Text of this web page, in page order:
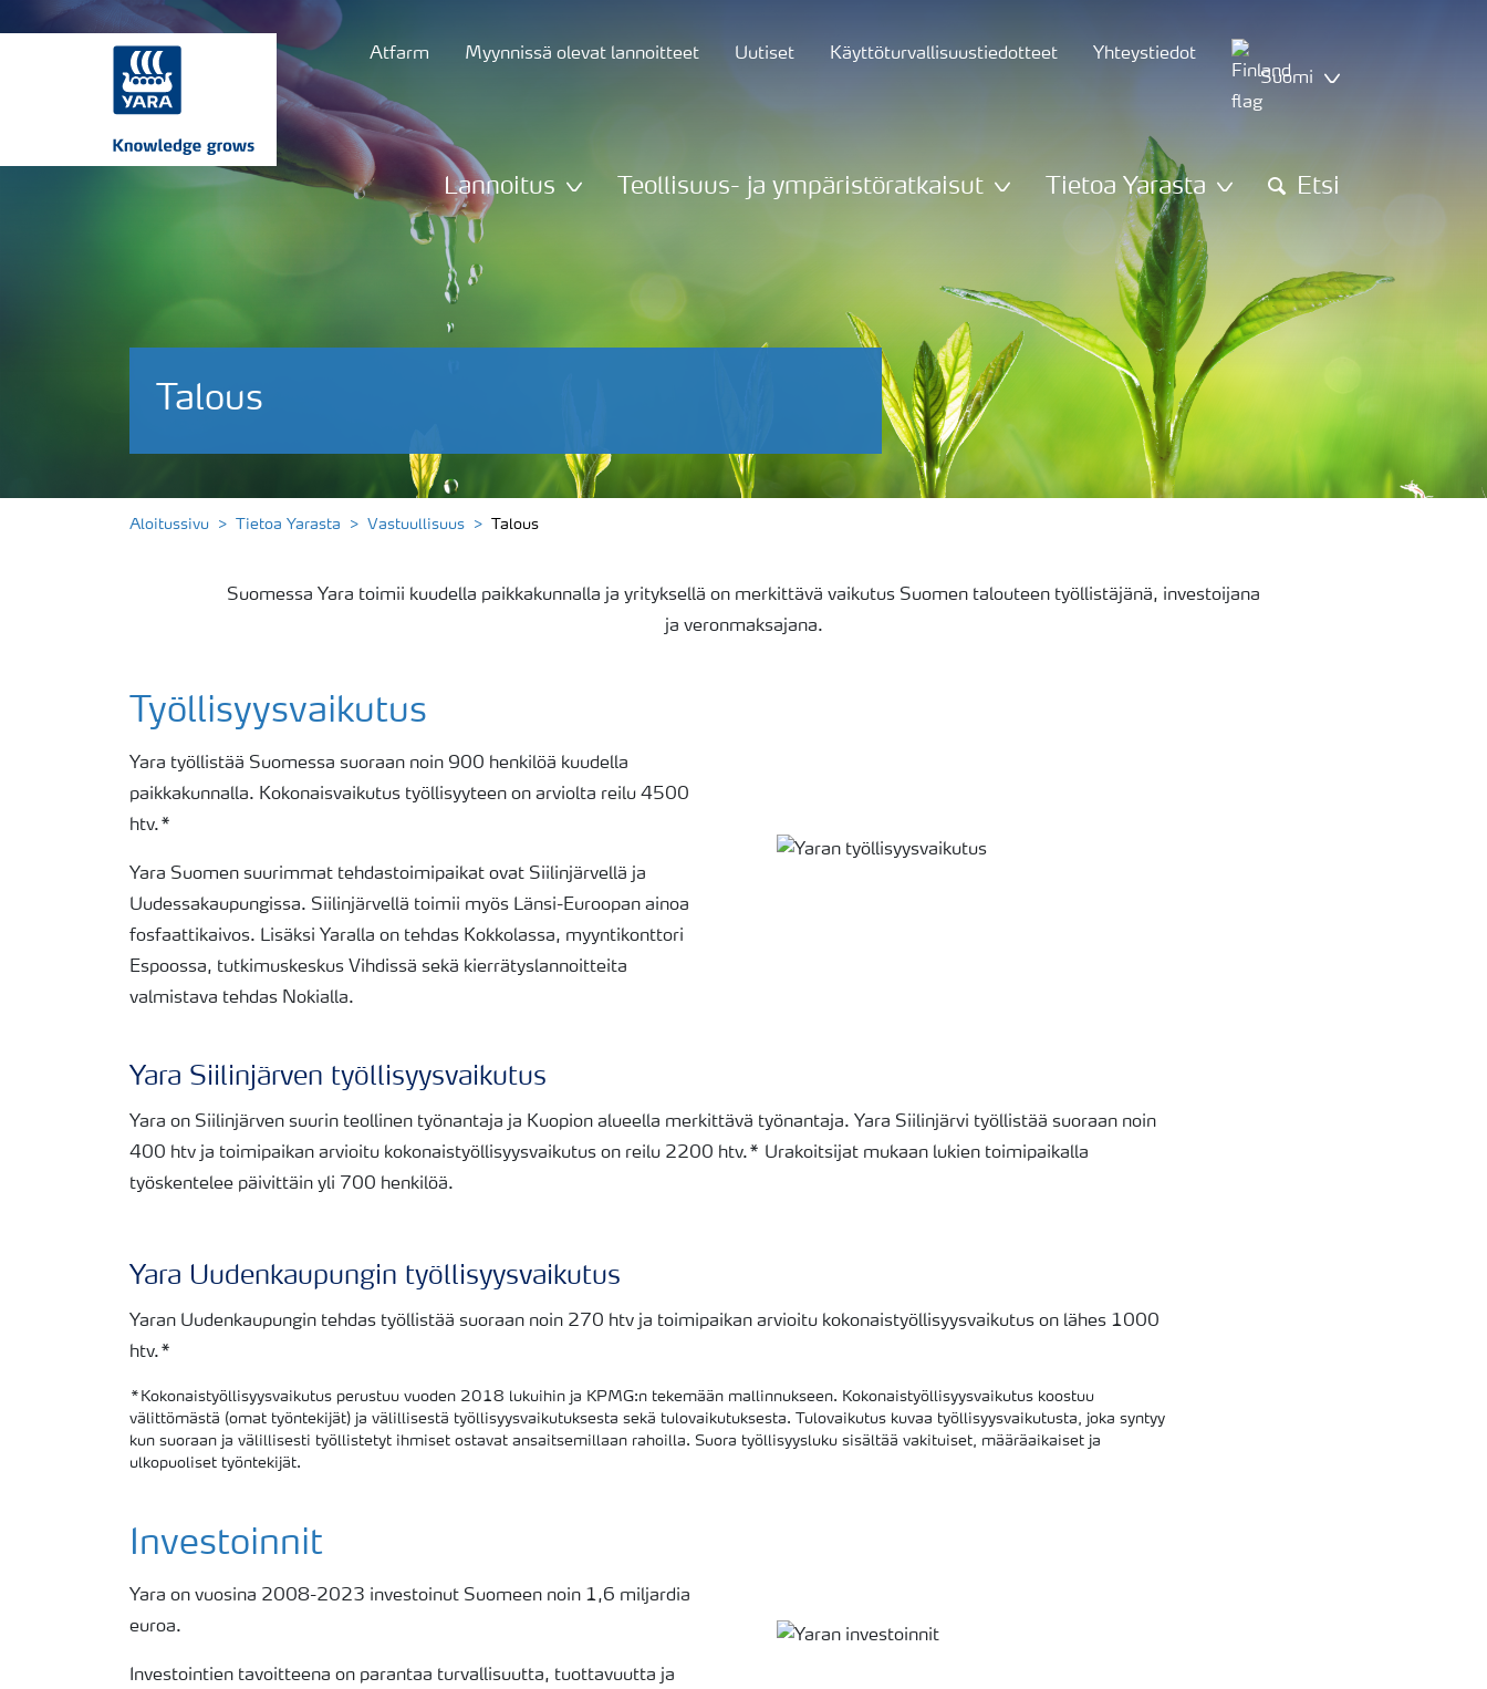
Atfarm Myynnissä olevat lannoitteet Uutiset Käyttöturvallisuustiedotteet
Yhteystiedot
Suomi
Lannoitus Teollisuus- ja ympäristöratkaisut Tietoa Yarasta Etsi
Talous
Aloitussivu Tietoa Yarasta Vastuullisuus Talous
Suomessa Yara toimii kuudella paikkakunnalla ja yrityksellä on merkittävä vaikutus Suomen talouteen työllistäjänä, investoijana
ja veronmaksajana.
Työllisyysvaikutus
Yara työllistää Suomessa suoraan noin 900 henkilöä kuudella
paikkakunnalla. Kokonaisvaikutus työllisyyteen on arviolta reilu 4500
htv.*
Yara Suomen suurimmat tehdastoimipaikat ovat Siilinjärvellä ja
Uudessakaupungissa. Siilinjärvellä toimii myös Länsi-Euroopan ainoa
fosfaattikaivos. Lisäksi Yaralla on tehdas Kokkolassa, myyntikonttori
Espoossa, tutkimuskeskus Vihdissä sekä kierrätyslannoitteita
valmistava tehdas Nokialla.
Yara Siilinjärven työllisyysvaikutus
Yara on Siilinjärven suurin teollinen työnantaja ja Kuopion alueella merkittävä työnantaja. Yara Siilinjärvi työllistää suoraan noin
400 htv ja toimipaikan arvioitu kokonaistyöllisyysvaikutus on reilu 2200 htv.* Urakoitsijat mukaan lukien toimipaikalla
työskentelee päivittäin yli 700 henkilöä.
Yara Uudenkaupungin työllisyysvaikutus
Yaran Uudenkaupungin tehdas työllistää suoraan noin 270 htv ja toimipaikan arvioitu kokonaistyöllisyysvaikutus on lähes 1000
htv.*
*Kokonaistyöllisyysvaikutus perustuu vuoden 2018 lukuihin ja KPMG:n tekemään mallinnukseen. Kokonaistyöllisyysvaikutus koostuu
välittömästä (omat työntekijät) ja välillisestä työllisyysvaikutuksesta sekä tulovaikutuksesta. Tulovaikutus kuvaa työllisyysvaikutusta, joka syntyy
kun suoraan ja välillisesti työllistetyt ihmiset ostavat ansaitsemillaan rahoilla. Suora työllisyysluku sisältää vakituiset, määräaikaiset ja
ulkopuoliset työntekijät.
Investoinnit
Yara on vuosina 2008-2023 investoinut Suomeen noin 1,6 miljardia
euroa.
Investointien tavoitteena on parantaa turvallisuutta, tuottavuutta ja